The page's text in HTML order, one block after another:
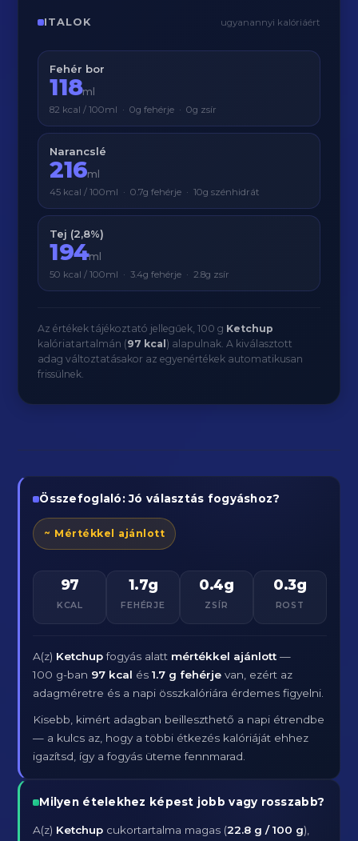
ITALOK ugyanannyi kalóriáért
Fehér bor
118ml
82 kcal / 100ml · 0g fehérje · 0g zsír
Narancslé
216ml
45 kcal / 100ml · 0.7g fehérje · 10g szénhidrát
Tej (2,8%)
194ml
50 kcal / 100ml · 3.4g fehérje · 2.8g zsír
Az értékek tájékoztató jellegűek, 100 g Ketchup
kalóriatartalmán (97 kcal ) alapulnak. A kiválasztott
adag változtatásakor az egyenértékek automatikusan
frissülnek.
Összefoglaló: Jó választás fogyáshoz?
~ Mértékkel ajánlott
97
KCAL
1.7g
FEHÉRJE
0.4g
ZSÍR
0.3g
ROST
A(z) Ketchupfogyás alatt mértékkel ajánlott —
100 g-ban 97 kcal és1.7 g fehérje van, ezért az
adagméretre és a napi összkalóriára érdemes figyelni.
Kisebb, kimért adagban beilleszthető a napi étrendbe
— a kulcs az, hogy a többi étkezés kalóriáját ehhez
igazítsd, így a fogyás üteme fennmarad.
Milyen ételekhez képest jobb vagy rosszabb?
A(z) Ketchup cukortartalma magas (22.8 g / 100 g),